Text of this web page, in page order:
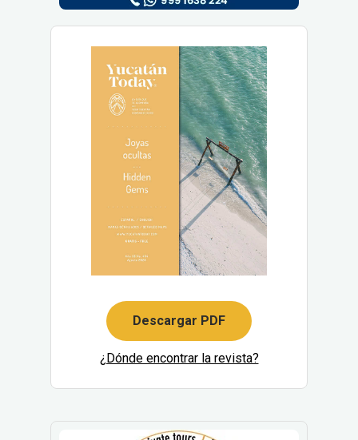
Descargar PDF
¿Dónde encontrar la revista?